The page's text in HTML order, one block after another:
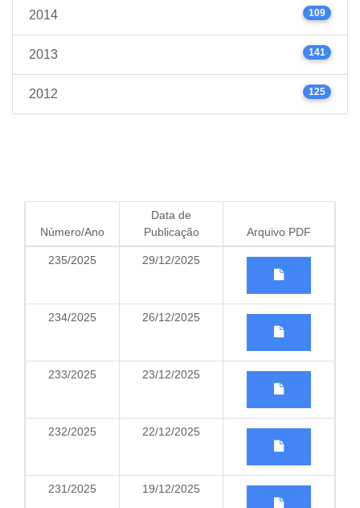
2014 109
2013 141
2012 125
Número/Ano
Data de
Publicação
Arquivo PDF
235/2025 29/12/2025
234/2025 26/12/2025
233/2025 23/12/2025
232/2025 22/12/2025
231/2025 19/12/2025